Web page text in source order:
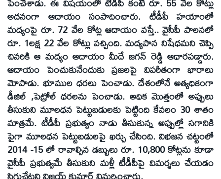
అదనంగా ఆదాయం సంపాదించారు. టీడీపీ హయాంలో
మద్యంపై రూ. 72 వేల కోట్ల ఆదాయం వస్తే.. వైసీపీ పాలనలో
రూ. 1లక్ష 22 వేల కోట్లు వచ్చింది. మద్యపాన నిషేధమని చెప్పి
చివరికి ఆ మద్యం ఆదాయం మీదే జగన్‌ రెడ్డి ఆధారపడ్డారు.
ఆదాయం పెంచుకునేందుకు ప్రజలపై విపరీతంగా భారాలు
మోపాడు. భూముల ధరలు పెంచాడు. దేశంలోనే అత్యధికంగా
డీజిల్‌ ,పెట్రోల్‌ ధరలను పెంచాడు. అధిక మొత్తంలో అప్పులు
తీసుకుని మూలధన పెట్టుబడులకు పెట్టింది కేవలం 30 శాతం
మాత్రమే. టీడీపీ ప్రభుత్వం నాడు తీసుకున్న అప్పుల్లో సగానికి
పైగా మూలధన పెట్టుబడులపై ఖర్చు చేసింది. విభజన చట్టంలో
2014 -15 లో రావాల్సిన డబ్బులు రూ. 10,800 కోట్లను కూడా
వైసీపీ ప్రభుత్వమే తీసుకుని మళ్లీ టీడీపీపై విమర్శలు చేయడం